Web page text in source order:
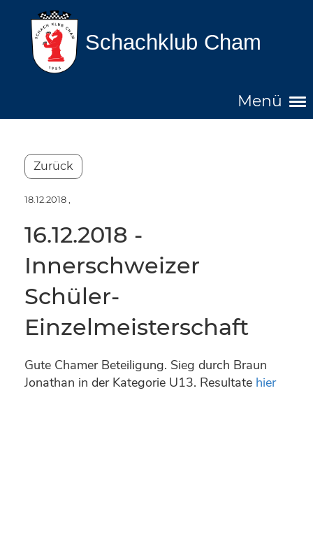
Schachklub Cham
Menü
Zurück
18.12.2018
16.12.2018 -
Innerschweizer
Schüler-
Einzelmeisterschaft
Gute Chamer Beteiligung. Sieg durch Braun
Jonathan in der Kategorie U13. Resultate hier